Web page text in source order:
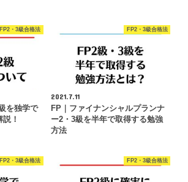
FP2・3級合格法
を独学で
！
FP2・3級合格法
2021.7.11
FP｜ファイナンシャルプランナ
ー2・3級を半年で取得する勉強
方法
FP2・3級合格法 FP2・3級合格法